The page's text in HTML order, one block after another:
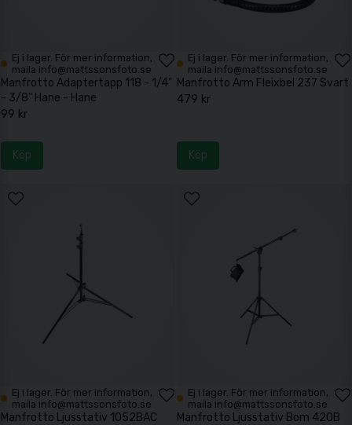
Ej i lager. För mer information,
maila info@mattssonsfoto.se
Manfrotto Adaptertapp 118 - 1/4"
- 3/8" Hane - Hane
99 kr
Köp
Ej i lager. För mer information,
maila info@mattssonsfoto.se
Manfrotto Arm Fleixbel 237 Svart
479 kr
Köp
Ej i lager. För mer information,
maila info@mattssonsfoto.se
Manfrotto Ljusstativ 1052BAC
Ej i lager. För mer information,
maila info@mattssonsfoto.se
Manfrotto Ljusstativ Bom 420B